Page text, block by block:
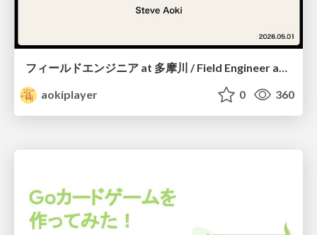
フィールドエンジニア at 多摩川 / Field Engineer at Tamagawa
aokiplayer
0 360